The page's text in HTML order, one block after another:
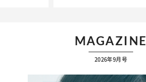
MAGAZINE
2026年9月号